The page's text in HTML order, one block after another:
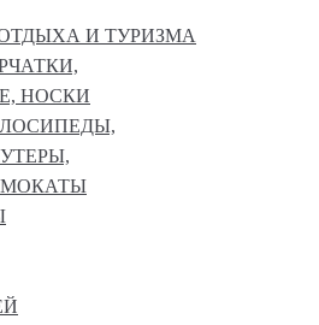
И ТУРИЗМА
НОСКИ